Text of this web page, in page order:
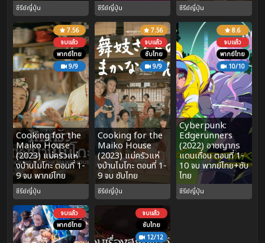
ซีรีย์ญี่ปุ่น ซีรีย์ญี่ปุ่น ซีรีย์ญี่ปุ่น
7.56
จบแล้ว
พากย์ไทย
9/9
Cooking for the
Maiko House
(2023) แม่ครัวแห่
งบ้านไมโกะ ตอนที่ 1-
9 จบ พากย์ไทย
ซีรีย์ญี่ปุ่น
7.56
จบแล้ว
ซับไทย
9/9
Cooking for the
Maiko House
(2023) แม่ครัวแห่
งบ้านไมโกะ ตอนที่ 1-
9 จบ ซับไทย
ซีรีย์ญี่ปุ่น
8.6
จบแล้ว
พากย์ไทย
10/10
Cyberpunk:
Edgerunners
(2022) อาชญากร
แดนเถื่อน ตอนที่ 1-
10 จบ พากย์ไทย+ซับ
ไทย
ซีรีย์ญี่ปุ่น
จบแล้ว
พากย์ไทย
จบแล้ว
ซับไทย
12/12